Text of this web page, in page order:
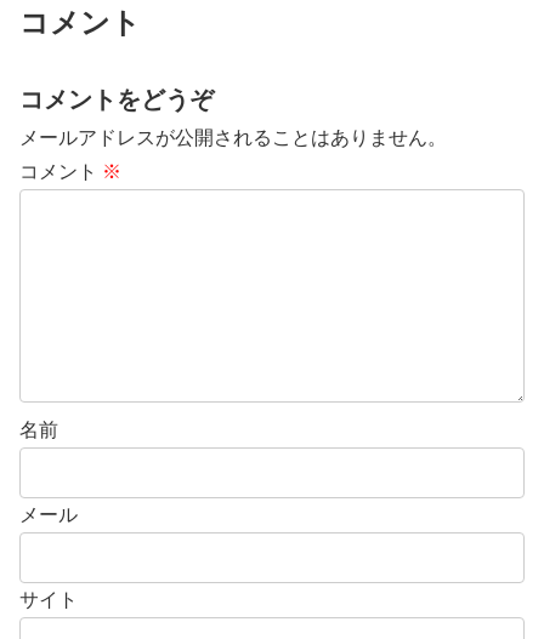
コメント
コメントをどうぞ
メールアドレスが公開されることはありません。
コメント ※
名前
メール
サイト